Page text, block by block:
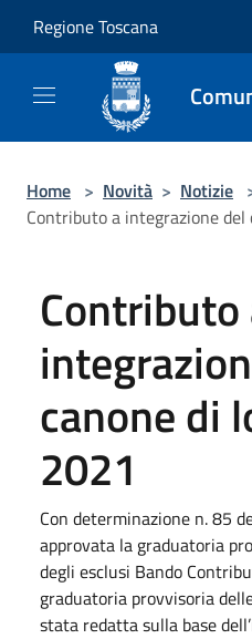
Regione Toscana
Home > Novità > Notizie
Contributo a integrazione del
Contributo
canone di
2021
Con determinazione n. 85
approvata la graduatoria
degli esclusi Bando
graduatoria provvisoria
stata redatta sulla base